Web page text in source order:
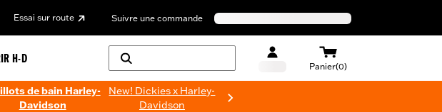
Essai sur route Suivre une commande
H-D
Panier(0)
de bain Harley-
Davidson
New! Dickies x Harley-
Davidson